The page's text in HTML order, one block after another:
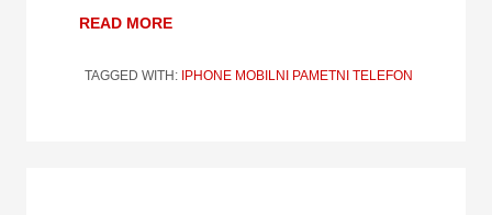
READ MORE
TAGGED WITH: IPHONE MOBILNI PAMETNI TELEFON